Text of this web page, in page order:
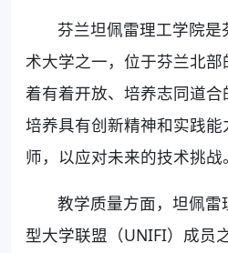
芬兰坦佩雷理工学院
术大学之一，位于芬兰北
着有着开放、培养志同道
培养具有创新精神和实践
师，以应对未来的技术挑战。
教学质量方面，坦佩
型大学联盟（UNIFI）成员